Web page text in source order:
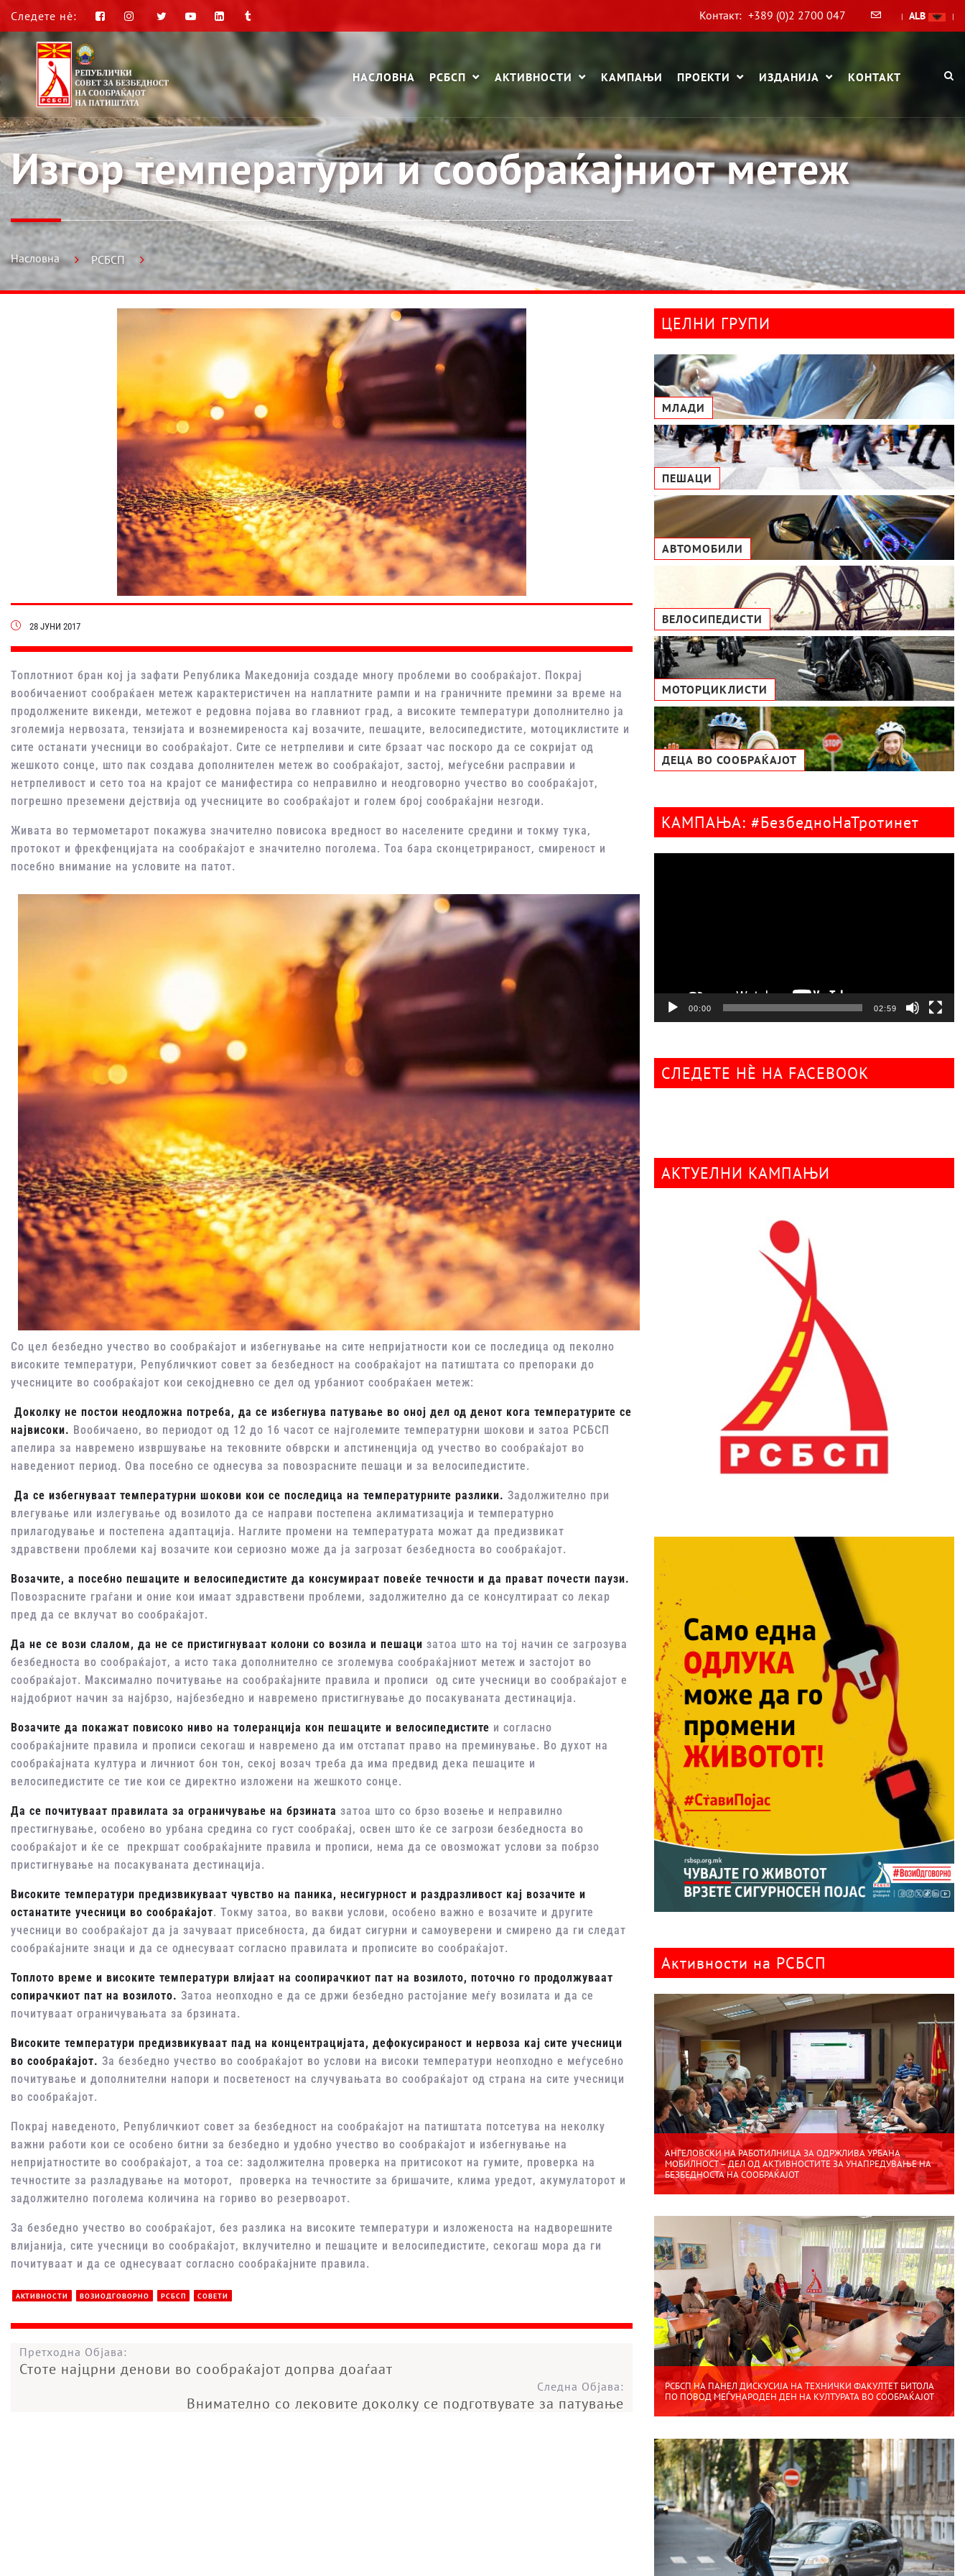
Следете нè: Контакт: +389 (0)2 2700 047 | ALB |
НАСЛОВНА РСБСП АКТИВНОСТИ КАМПАЊИ ПРОЕКТИ ИЗДАНИЈА КОНТАКТ
Изгор температури и сообраќајниот метеж
Насловна РСБСП
28 ЈУНИ 2017
Топлотниот бран кој ја зафати Република Македонија создаде многу проблеми во сообраќајот. Покрај
вообичаениот сообраќаен метеж карактеристичен на наплатните рампи и на граничните премини за време на
продолжените викенди, метежот е редовна појава во главниот град, а високите температури дополнително ја
зголемија нервозата, тензијата и вознемиреноста кај возачите, пешаците, велосипедистите, мотоциклистите и
сите останати учесници во сообраќајот. Сите се нетрпеливи и сите брзаат час поскоро да се сокријат од
жешкото сонце, што пак создава дополнителен метеж во сообраќајот, застој, меѓусебни расправии и
нетрпеливост и сето тоа на крајот се манифестира со неправилно и неодговорно учество во сообраќајот,
погрешно преземени дејствија од учесниците во сообраќајот и голем број сообраќајни незгоди.
Живата во термометарот покажува значително повисока вредност во населените средини и токму тука,
протокот и фрекфенцијата на сообраќајот е значително поголема. Тоа бара сконцетрираност, смиреност и
посебно внимание на условите на патот.
Со цел безбедно учество во сообраќајот и избегнување на сите непријатности кои се последица од пеколно
високите температури, Републичкиот совет за безбедност на сообраќајот на патиштата со препораки до
учесниците во сообраќајот кои секојдневно се дел од урбаниот сообраќаен метеж:
Доколку не постои неодложна потреба, да се избегнува патување во оној дел од денот кога температурите се
највисоки. Вообичаено, во периодот од 12 до 16 часот се најголемите температурни шокови и затоа РСБСП
апелира за навремено извршување на тековните обврски и апстиненција од учество во сообраќајот во
наведениот период. Ова посебно се однесува за повозрасните пешаци и за велосипедистите.
Да се избегнуваат температурни шокови кои се последица на температурните разлики. Задолжително при
влегување или излегување од возилото да се направи постепена аклиматизација и температурно
прилагодување и постепена адаптација. Наглите промени на температурата можат да предизвикат
здравствени проблеми кај возачите кои сериозно може да ја загрозат безбедноста во сообраќајот.
Возачите, а посебно пешаците и велосипедистите да консумираат повеќе течности и да прават почести паузи.
Повозрасните граѓани и оние кои имаат здравствени проблеми, задолжително да се консултираат со лекар
пред да се вклучат во сообраќајот.
Да не се вози слалом, да не се пристигнуваат колони со возила и пешаци затоа што на тој начин се загрозува
безбедноста во сообраќајот, а исто така дополнително се зголемува сообраќајниот метеж и застојот во
сообраќајот. Максимално почитување на сообраќајните правила и прописи од сите учесници во сообраќајот е
најдобриот начин за најбрзо, најбезбедно и навремено пристигнување до посакуваната дестинација.
Возачите да покажат повисоко ниво на толеранција кон пешаците и велосипедистите и согласно
сообраќајните правила и прописи секогаш и навремено да им отстапат право на преминување. Во духот на
сообраќајната култура и личниот бон тон, секој возач треба да има предвид дека пешаците и
велосипедистите се тие кои се директно изложени на жешкото сонце.
Да се почитуваат правилата за ограничување на брзината затоа што со брзо возење и неправилно
престигнување, особено во урбана средина со густ сообраќај, освен што ќе се загрози безбедноста во
сообраќајот и ќе се прекршат сообраќајните правила и прописи, нема да се овозможат услови за побрзо
пристигнување на посакуваната дестинација.
Високите температури предизвикуваат чувство на паника, несигурност и раздразливост кај возачите и
останатите учесници во сообраќајот. Токму затоа, во вакви услови, особено важно е возачите и другите
учесници во сообраќајот да ја зачуваат присебноста, да бидат сигурни и самоуверени и смирено да ги следат
сообраќајните знаци и да се однесуваат согласно правилата и прописите во сообраќајот.
Топлото време и високите температури влијаат на соопирачкиот пат на возилото, поточно го продолжуваат
сопирачкиот пат на возилото. Затоа неопходно е да се држи безбедно растојание меѓу возилата и да се
почитуваат ограничувањата за брзината.
Високите температури предизвикуваат пад на концентрацијата, дефокусираност и нервоза кај сите учесници
во сообраќајот. За безбедно учество во сообраќајот во услови на високи температури неопходно е меѓусебно
почитување и дополнителни напори и посветеност на случувањата во сообраќајот од страна на сите учесници
во сообраќајот.
Покрај наведеното, Републичкиот совет за безбедност на сообраќајот на патиштата потсетува на неколку
важни работи кои се особено битни за безбедно и удобно учество во сообраќајот и избегнување на
непријатностите во сообраќајот, а тоа се: задолжителна проверка на притисокот на гумите, проверка на
течностите за разладување на моторот, проверка на течностите за бришачите, клима уредот, акумулаторот и
задолжително поголема количина на гориво во резервоарот.
За безбедно учество во сообраќајот, без разлика на високите температури и изложеноста на надворешните
влијанија, сите учесници во сообраќајот, вклучително и пешаците и велосипедистите, секогаш мора да ги
почитуваат и да се однесуваат согласно сообраќајните правила.
АКТИВНОСТИ ВОЗИОДГОВОРНО РСБСП СОВЕТИ
Претходна Објава:
Стоте најцрни денови во сообраќајот допрва доаѓаат
Следна Објава:
Внимателно со лековите доколку се подготвувате за патување
ЦЕЛНИ ГРУПИ
МЛАДИ
ПЕШАЦИ
АВТОМОБИЛИ
ВЕЛОСИПЕДИСТИ
МОТОРЦИКЛИСТИ
ДЕЦА ВО СООБРАЌАЈОТ
КАМПАЊА: #БезбедноНаТротинет
00:00 02:59
СЛЕДЕТЕ НÈ НА FACEBOOK
АКТУЕЛНИ КАМПАЊИ
Активности на РСБСП
АНГЕЛОВСКИ НА РАБОТИЛНИЦА ЗА ОДРЖЛИВА УРБАНА
МОБИЛНОСТ – ДЕЛ ОД АКТИВНОСТИТЕ ЗА УНАПРЕДУВАЊЕ НА
БЕЗБЕДНОСТА НА СООБРАЌАЈОТ
РСБСП НА ПАНЕЛ ДИСКУСИЈА НА ТЕХНИЧКИ ФАКУЛТЕТ БИТОЛА
ПО ПОВОД МЕЃУНАРОДЕН ДЕН НА КУЛТУРАТА ВО СООБРАЌАЈОТ